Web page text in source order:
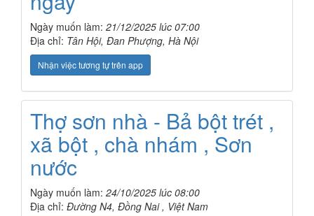
Ngày muốn làm: 21/12/2025 lúc 07:00
Địa chỉ: Tân Hội, Đan Phượng, Hà Nội
Nhận việc tương tự trên app
Thợ sơn nhà - Bả bột trét ,
xã bột , chà nhám , Sơn
nước
Ngày muốn làm: 24/10/2025 lúc 08:00
Địa chỉ: Đường N4, Đồng Nai , Việt Nam